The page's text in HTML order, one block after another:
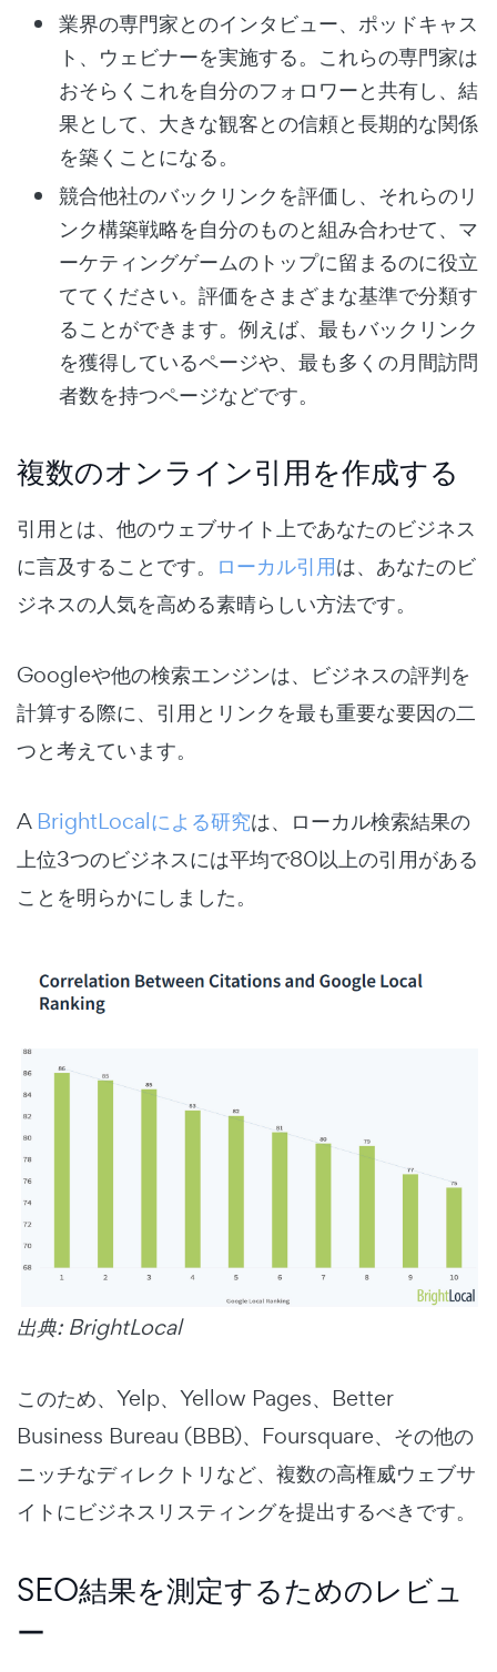
業界の専門家とのインタビュー、ポッドキャス
ト、ウェビナーを実施する。これらの専門家は
おそらくこれを自分のフォロワーと共有し、結
果として、大きな観客との信頼と長期的な関係
を築くことになる。
競合他社のバックリンクを評価し、それらのリ
ンク構築戦略を自分のものと組み合わせて、マ
ーケティングゲームのトップに留まるのに役立
ててください。評価をさまざまな基準で分類す
ることができます。例えば、最もバックリンク
を獲得しているページや、最も多くの月間訪問
者数を持つページなどです。
複数のオンライン引用を作成する
引用とは、他のウェブサイト上であなたのビジネス
に言及することです。 ローカル引用は、あなたのビ
ジネスの人気を高める素晴らしい方法です。
Googleや他の検索エンジンは、ビジネスの評判を
計算する際に、引用とリンクを最も重要な要因の二
つと考えています。
A BrightLocalによる研究は、ローカル検索結果の
上位3つのビジネスには平均で80以上の引用がある
ことを明らかにしました。
出典: BrightLocal
このため、Yelp、Yellow Pages、Better
Business Bureau (BBB)、Foursquare、その他の
ニッチなディレクトリなど、複数の高権威ウェブサ
イトにビジネスリスティングを提出するべきです。
SEO結果を測定するためのレビュ
ー